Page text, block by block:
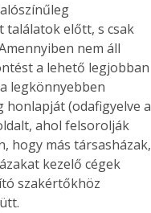
előtt, s csak
nem áll
a lehető legjobban
legkönnyebben
honlapját (odafigyelve a
ahol felsorolják
hogy más társasházak,
kezelő cégek
szakértőkhöz